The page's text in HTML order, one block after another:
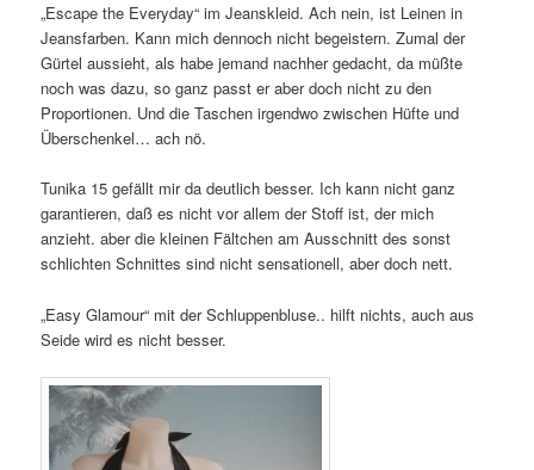
„Escape the Everyday“ im Jeanskleid. Ach nein, ist Leinen in
Jeansfarben. Kann mich dennoch nicht begeistern. Zumal der
Gürtel aussieht, als habe jemand nachher gedacht, da müßte
noch was dazu, so ganz passt er aber doch nicht zu den
Proportionen. Und die Taschen irgendwo zwischen Hüfte und
Überschenkel… ach nö.
Tunika 15 gefällt mir da deutlich besser. Ich kann nicht ganz
garantieren, daß es nicht vor allem der Stoff ist, der mich
anzieht. aber die kleinen Fältchen am Ausschnitt des sonst
schlichten Schnittes sind nicht sensationell, aber doch nett.
„Easy Glamour“ mit der Schluppenbluse.. hilft nichts, auch aus
Seide wird es nicht besser.